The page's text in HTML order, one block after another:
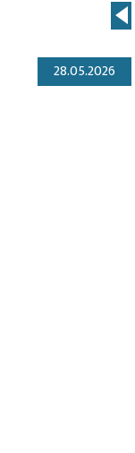
28.05.2026